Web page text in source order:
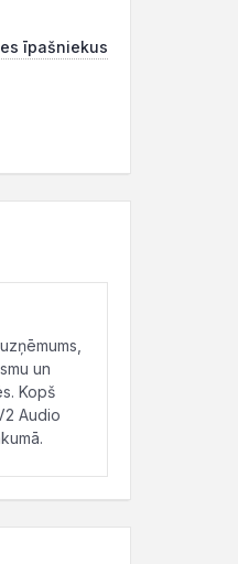
īpašniekus
un
Kopš
Audio